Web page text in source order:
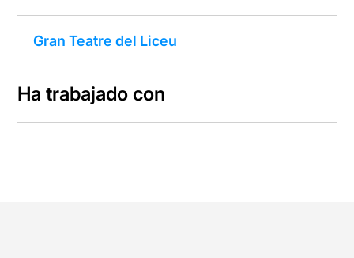
Gran Teatre del Liceu
Ha trabajado con